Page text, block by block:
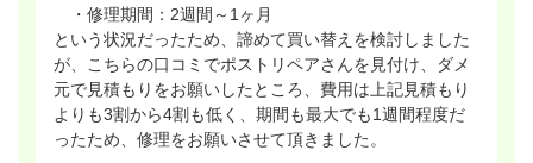
・修理期間：2週間～1ヶ月
という状況だったため、諦めて買い替えを検討しました
が、こちらの口コミでポストリペアさんを見付け、ダメ
元で見積もりをお願いしたところ、費用は上記見積もり
よりも3割から4割も低く、期間も最大でも1週間程度だ
ったため、修理をお願いさせて頂きました。